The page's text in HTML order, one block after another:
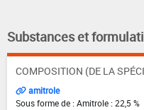
Substances et
COMPOSITION (DE LA
amitrole
Sous forme de : Amitrole : 22,5 %